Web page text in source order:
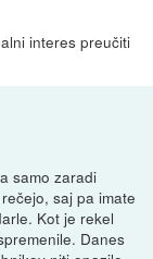
interes preučiti
samo zaradi
saj pa imate
Kot je rekel
Danes